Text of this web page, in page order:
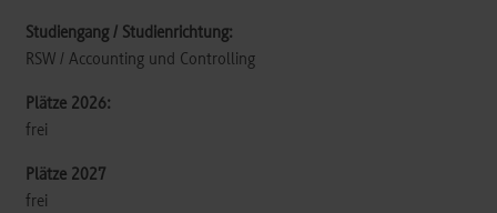
RSW / Accounting und Controlling
frei
frei